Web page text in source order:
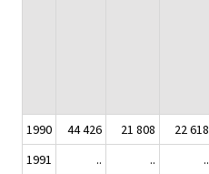
1990 44 426 21 808 22 618
1991
.. .. ..